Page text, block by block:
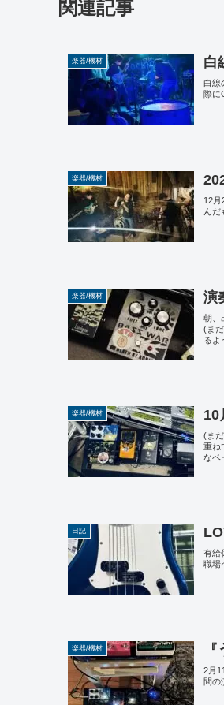
関連記事
楽器/機材 白
白線
際に
楽器/機材
12
んだ
楽器/機材 演
朝、
(ま
るよ
楽器/機材 10
(ま
重ね
なベ
日記
有給
職場
楽器/機材
2月
間の